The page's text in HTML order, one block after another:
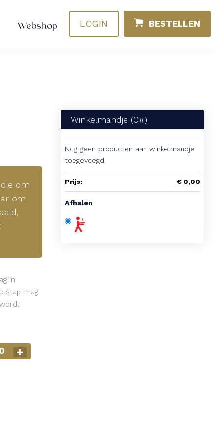
Webshop LOGIN BESTELLEN
om
om
in
stap mag
Winkelmandje (0#)
Nog geen producten aan winkelmandje
toegevoegd.
Prijs: € 0,00
Afhalen